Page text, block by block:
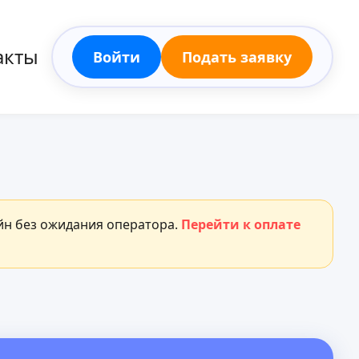
Войти Подать заявку
без ожидания оператора. Перейти к оплате